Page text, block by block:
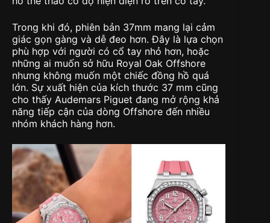
Trong khi đó, phiên bản 37mm mang lại cảm
giác gọn gàng và dễ đeo hơn. Đây là lựa chọn
phù hợp với người có cổ tay nhỏ hơn, hoặc
những ai muốn sở hữu Royal Oak Offshore
nhưng không muốn một chiếc đồng hồ quá
lớn. Sự xuất hiện của kích thước 37 mm cũng
cho thấy Audemars Piguet đang mở rộng khả
năng tiếp cận của dòng Offshore đến nhiều
nhóm khách hàng hơn.